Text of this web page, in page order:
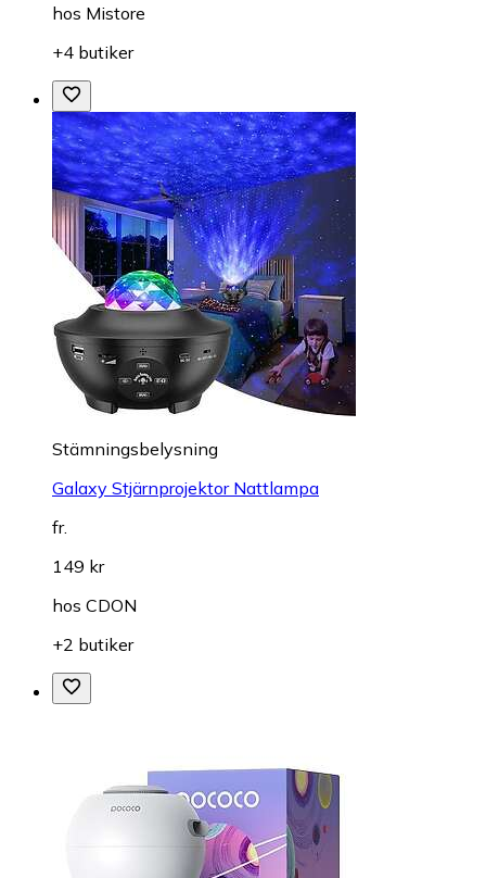
hos Mistore
+4 butiker
Stämningsbelysning
Galaxy Stjärnprojektor Nattlampa
fr.
149 kr
hos CDON
+2 butiker